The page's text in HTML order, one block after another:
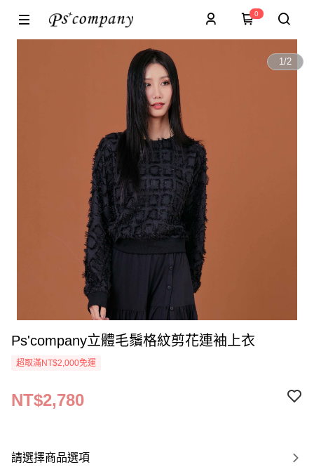
0
1/2
Ps'company立體毛鬚格紋剪花連袖上衣
超取滿NT$2,000免運
NT$2,780
請選擇商品選項